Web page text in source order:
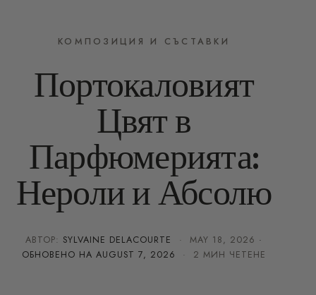
КОМПОЗИЦИЯ И СЪСТАВКИ
Портокаловият
Цвят в
Парфюмерията:
Нероли и Абсолю
АВТОР: SYLVAINE DELACOURTE · MAY 18, 2026 ·
ОБНОВЕНО НА AUGUST 7, 2026 · 2 МИН ЧЕТЕНЕ